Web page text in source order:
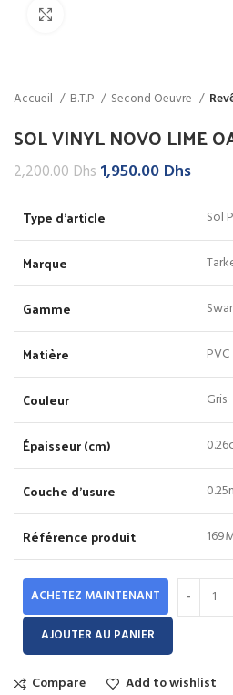
Accueil B.T.P Second Oeuvre
SOL VINYL NOVO LIME
2,200.00DhsLe
initial
était :
2,200.00 Dhs.
1,950.00 DhsLe
est :
Type d’article Sol
Marque
Gamme
Matière PVC
Couleur Gris
Épaisseur (cm)
Couche d’usure
Référence produit
ACHETEZ MAINTENANT
AJOUTER AU PANIER
Compare Add to wishlist